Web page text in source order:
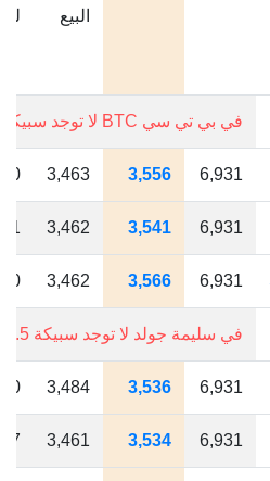
البيع
في بي تي سي BTC لا توجد سبيكة 0.5 جرام.
6,931
3,556
3,463
6,931
3,541
3,462
6,931
3,566
3,462
في سليمة جولد لا توجد سبيكة 0.5 جرام.
6,931
3,536
3,484
6,931
3,534
3,461